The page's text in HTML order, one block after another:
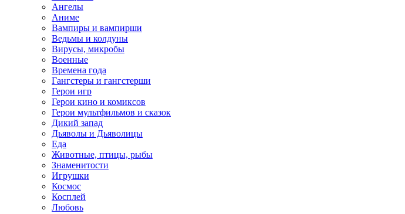
Ангелы
Аниме
Вампиры и вампирши
Ведьмы и колдуны
Вирусы, микробы
Военные
Времена года
Гангстеры и гангстерши
Герои игр
Герои кино и комиксов
Герои мультфильмов и сказок
Дикий запад
Дьяволы и Дьяволицы
Еда
Животные, птицы, рыбы
Знаменитости
Игрушки
Космос
Косплей
Любовь